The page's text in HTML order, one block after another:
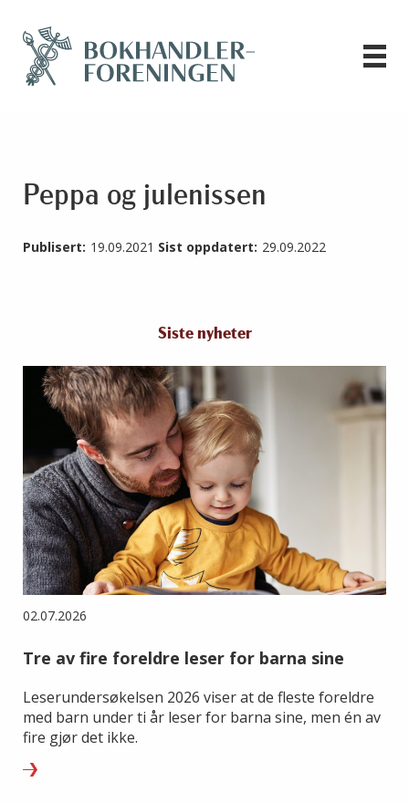
Peppa og julenissen
Publisert: 19.09.2021 Sist oppdatert: 29.09.2022
Siste nyheter
02.07.2026
Tre av fire foreldre leser for barna sine
Leserundersøkelsen 2026 viser at de fleste foreldre
med barn under ti år leser for barna sine, men én av
fire gjør det ikke.